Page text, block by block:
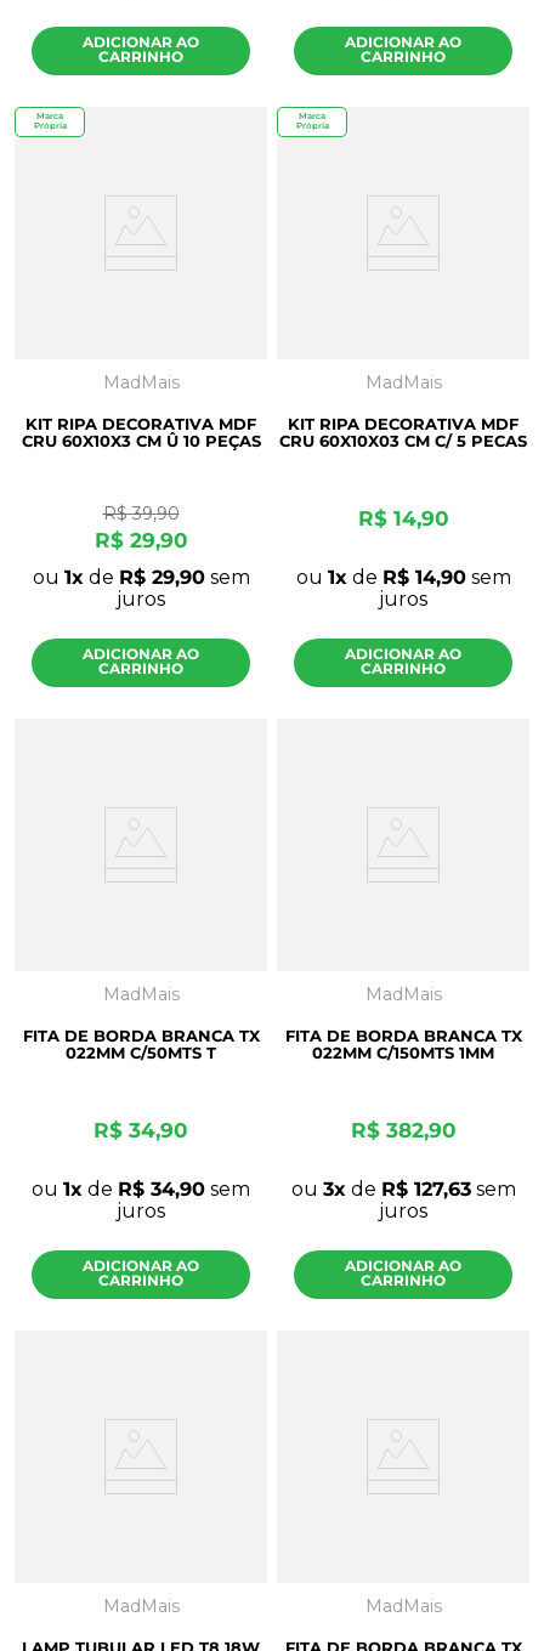
ADICIONAR AO
CARRINHO
ADICIONAR AO
CARRINHO
Marca
Própria
MadMais
KIT RIPA DECORATIVA MDF
CRU 60X10X3 CM Û 10 PEÇAS
R$ 39,90
R$ 29,90
ou 1 de R$ 29,90sem
juros
ADICIONAR AO
CARRINHO
Marca
Própria
MadMais
KIT RIPA DECORATIVA MDF
CRU 60X10X03 CM C/ 5 PECAS
R$ 14,90
ou 1 de R$ 14,90sem
juros
ADICIONAR AO
CARRINHO
MadMais
FITA DE BORDA BRANCA TX
022MM C/50MTS T
R$ 34,90
ou 1 de R$ 34,90 sem
juros
ADICIONAR AO
CARRINHO
MadMais
FITA DE BORDA BRANCA TX
022MM C/150MTS 1MM
R$ 382,90
ou 3 de R$ 127,63sem
juros
ADICIONAR AO
CARRINHO
MadMais MadMais